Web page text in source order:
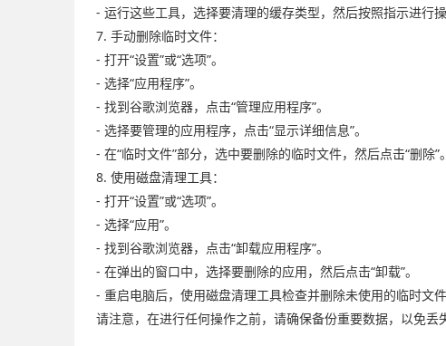
- 运行这些工具，选择要清理的缓存类型，然后按照指示进行操
7. 手动删除临时文件：
- 打开“设置”或“选项”。
- 选择“应用程序”。
- 找到谷歌浏览器，点击“管理应用程序”。
- 选择要管理的应用程序，点击“显示详细信息”。
- 在“临时文件”部分，选中要删除的临时文件，然后点击“删除”。
8. 使用磁盘清理工具：
- 打开“设置”或“选项”。
- 选择“应用”。
- 找到谷歌浏览器，点击“卸载应用程序”。
- 在弹出的窗口中，选择要删除的应用，然后点击“卸载”。
- 重启电脑后，使用磁盘清理工具检查并删除未使用的临时文件
请注意，在进行任何操作之前，请确保备份重要数据，以免